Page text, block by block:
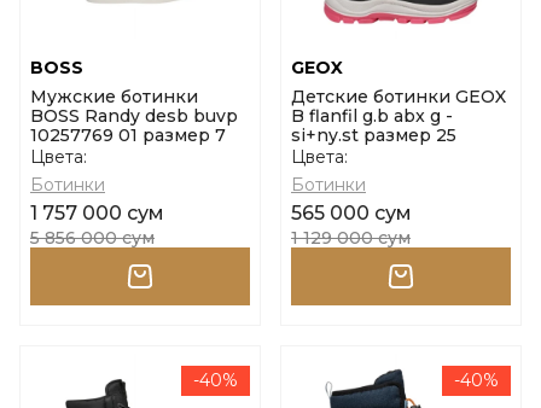
BOSS
Мужские ботинки
BOSS Randy desb buvp
10257769 01 размер 7
Цвета:
Ботинки
1 757 000 сум
5 856 000 сум
GEOX
Детские ботинки GEOX
B flanfil g.b abx g -
si+ny.st размер 25
Цвета:
Ботинки
565 000 сум
1 129 000 сум
-40% -40%